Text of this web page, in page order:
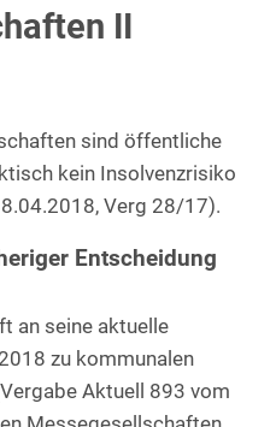
II
sind öffentliche
kein Insolvenzrisiko
Verg 28/17).
Entscheidung
an seine aktuelle
zu kommunalen
Aktuell 893 vom